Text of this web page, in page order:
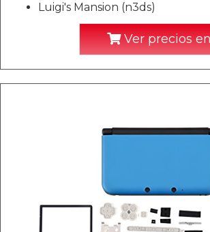
Luigi's Mansion (n3ds)
Ver precios